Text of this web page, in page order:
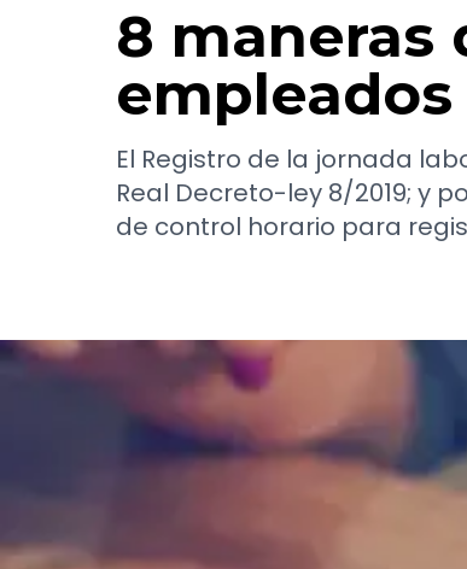
8 maneras
El Registro de la jornada
Real Decreto-ley 8/2019; y
de control horario para